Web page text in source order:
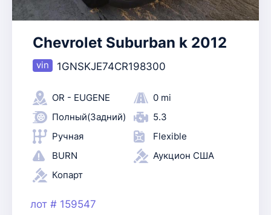
Chevrolet Suburban k 2012
1GNSKJE74CR198300
OR - EUGENE
0 mi
Полный(Задний)
5.3
Ручная
Flexible
BURN
Аукцион США
Копарт
лот # 159547